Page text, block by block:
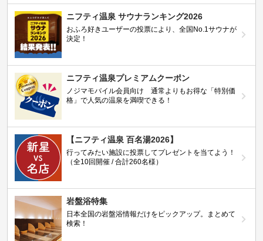
ニフティ温泉 サウナランキング2026
おふろ好きユーザーの投票により、全国No.1サウナが
決定！
ニフティ温泉プレミアムクーポン
ノジマモバイル会員向け 通常よりもお得な「特別価
格」で人気の温泉を満喫できる！
【ニフティ温泉 百名湯2026】
行ってみたい施設に投票してプレゼントを当てよう！
（全10回開催 / 合計260名様）
岩盤浴特集
日本全国の岩盤浴情報だけをピックアップ。まとめて
検索！